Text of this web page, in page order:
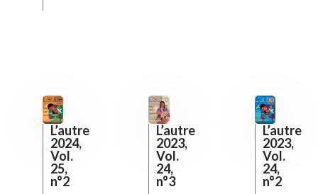
L’autre
2024,
Vol.
25,
n°2
L’autre
2023,
Vol.
24,
n°3
L’autre
2023,
Vol.
24,
n°2